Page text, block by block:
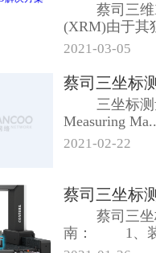
蔡司三维X
(XRM)由于其
级放大架构，...
2021-03-05
三坐标测量
Measuring
2021-02-22
蔡司三坐标
蔡司三坐
南： 1、装
合适...